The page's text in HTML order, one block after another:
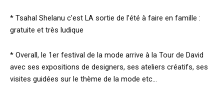
* Tsahal Shelanu c’est LA sortie de l’été à faire en famille :
gratuite et très ludique
* Overall, le 1er festival de la mode arrive à la Tour de David
avec ses expositions de designers, ses ateliers créatifs, ses
visites guidées sur le thème de la mode etc…